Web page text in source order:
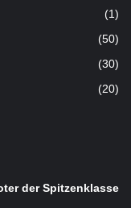
(1)
(50)
(30)
(20)
der Spitzenklasse